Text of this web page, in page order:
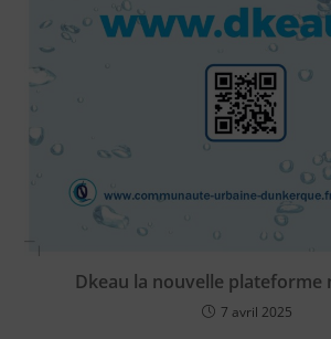
Dkeau la nouvelle plateforme
7 avril 2025